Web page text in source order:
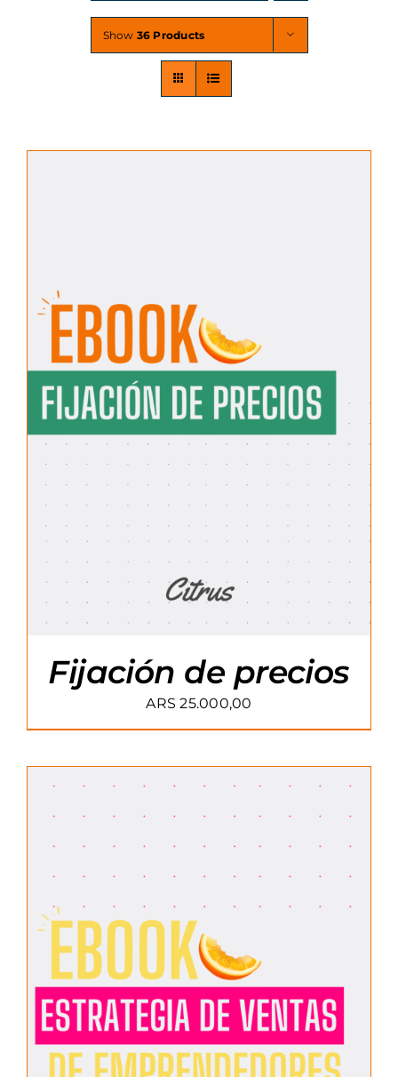
Show 36 Products
Fijación de precios
ARS 25.000,00